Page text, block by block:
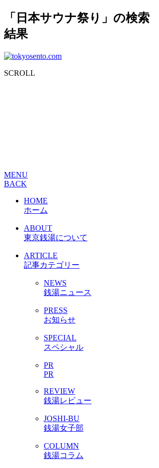
「日本サウナ祭り」の検索
結果
SCROLL
MENU
BACK
HOME
ホーム
ABOUT
東京銭湯について
ARTICLE
記事カテゴリー
NEWS
銭湯ニュース
PRESS
お知らせ
SPECIAL
スペシャル
PR
PR
REVIEW
銭湯レビュー
JOSHI-BU
銭湯女子部
COLUMN
銭湯コラム